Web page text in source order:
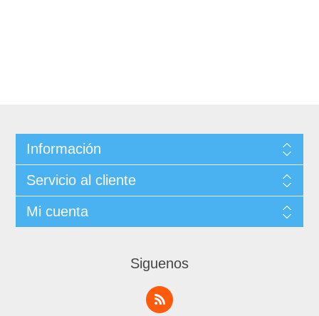
Información
Servicio al cliente
Mi cuenta
Siguenos